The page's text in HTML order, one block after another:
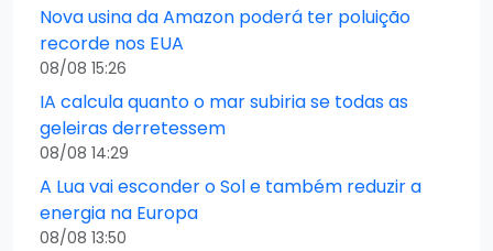
Nova usina da Amazon poderá ter poluição
recorde nos EUA
08/08 15:26
IA calcula quanto o mar subiria se todas as
geleiras derretessem
08/08 14:29
A Lua vai esconder o Sol e também reduzir a
energia na Europa
08/08 13:50